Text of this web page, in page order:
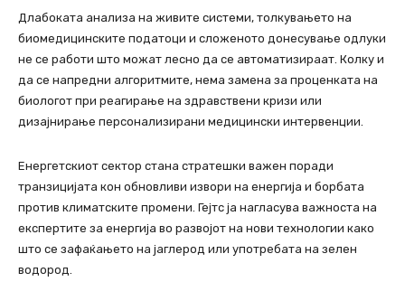
Длабоката анализа на живите системи, толкувањето на
биомедицинските податоци и сложеното донесување одлуки
не се работи што можат лесно да се автоматизираат. Колку и
да се напредни алгоритмите, нема замена за проценката на
биологот при реагирање на здравствени кризи или
дизајнирање персонализирани медицински интервенции.
Енергетскиот сектор стана стратешки важен поради
транзицијата кон обновливи извори на енергија и борбата
против климатските промени. Гејтс ја нагласува важноста на
експертите за енергија во развојот на нови технологии како
што се зафаќањето на јаглерод или употребата на зелен
водород.